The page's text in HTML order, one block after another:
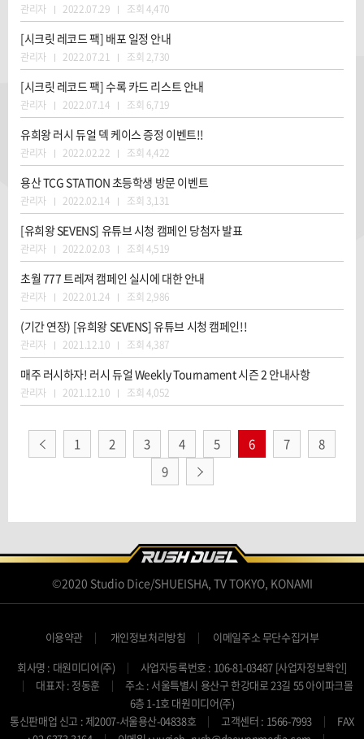
관리자 2022.07.29 조회 4,470
[시크릿 레코드 팩] 배포 일정 안내
관리자 2022.07.21 조회 2,730
[시크릿 레코드 팩] 수록 카드 리스트 안내
관리자 2022.07.14 조회 6,719
유희왕 러시 듀얼 덱 케이스 증정 이벤트!!
관리자 2022.02.22 조회 4,422
용산 TCG STATION 초등학생 방문 이벤트
관리자 2022.02.14 조회 3,131
[유희왕 SEVENS] 유튜브 시청 캠페인 당첨자 발표
관리자 2022.02.03 조회 4,519
초월 777 트레져 캠페인 실시에 대한 안내
관리자 2022.01.24 조회 2,986
(기간 연장) [유희왕 SEVENS] 유튜브 시청 캠페인!!
관리자 2021.12.10 조회 4,387
매주 러시하자! 러시 듀얼 Weekly Tournament 시즌 2 안내사항
관리자 2021.12.10 조회 4,052
1 2 3 4 5 6 7
8
9
©2020 Studio Dice/SHUEISHA, TV TOKYO, KONAMI
이용약관 개인정보처리방침
이메일주소 무단수집거부
회사명 : 대원미디어(주)
사업자등록번호 : 106-81-03487 [사업자정보확인]
대표자 : 정동훈
주소 : 서울특별시 용산구 한강대로 23길 55 아이파크몰
6층 1-1호 대원미디어(주)
통신판매업 신고 : 제2007-서울용산-04838호
고객센터 : 1566-7993
FAX